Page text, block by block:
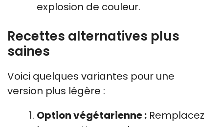
explosion de couleur.
Recettes alternatives plus
saines
Voici quelques variantes pour une
version plus légère :
Option végétarienne : Remplacez